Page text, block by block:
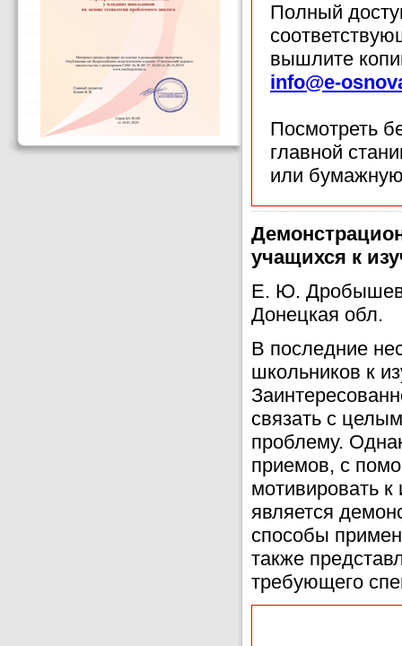
Полный
вышлите
info@e-
Посмотреть
главной
или
учащихся к
Е. Ю. Дробышев,
Донецкая обл.
В последние
школьников к
связать с
проблему.
приемов, с
мотивировать
является
способы
также
требующего